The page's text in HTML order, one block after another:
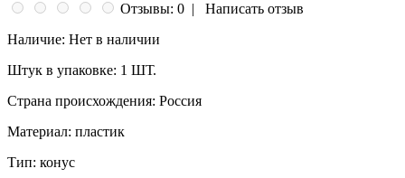
Отзывы: 0 |
Написать отзыв
Наличие: Нет в наличии
Штук в упаковке: 1 ШТ.
Страна происхождения: Россия
Материал: пластик
Тип: конус